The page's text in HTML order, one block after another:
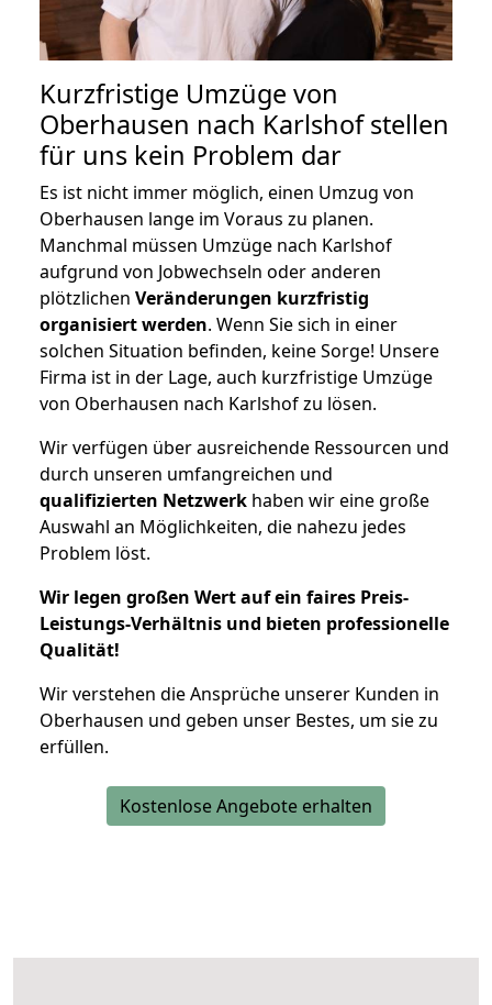
Kurzfristige Umzüge von
Oberhausen nach Karlshof stellen
für uns kein Problem dar
Es ist nicht immer möglich, einen Umzug von
Oberhausen lange im Voraus zu planen.
Manchmal müssen Umzüge nach Karlshof
aufgrund von Jobwechseln oder anderen
plötzlichen Veränderungen kurzfristig
organisiert werden. Wenn Sie sich in einer
solchen Situation befinden, keine Sorge! Unsere
Firma ist in der Lage, auch kurzfristige Umzüge
von Oberhausen nach Karlshof zu lösen.
Wir verfügen über ausreichende Ressourcen und
durch unseren umfangreichen und
qualifizierten Netzwerk haben wir eine große
Auswahl an Möglichkeiten, die nahezu jedes
Problem löst.
Wir legen großen Wert auf ein faires Preis-
Leistungs-Verhältnis und bieten professionelle
Qualität!
Wir verstehen die Ansprüche unserer Kunden in
Oberhausen und geben unser Bestes, um sie zu
erfüllen.
Kostenlose Angebote erhalten